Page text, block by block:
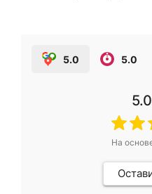
5.0 5.0
5.0
На